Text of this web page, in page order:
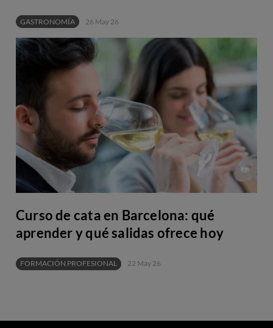
GASTRONOMÍA 26 May 26
Curso de cata en Barcelona: qué
aprender y qué salidas ofrece hoy
FORMACIÓN PROFESIONAL 22 May 26